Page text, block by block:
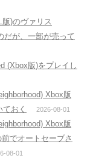
)のヴァリス
だが、一部が売って
(Xbox版)をプレイし
Xbox版
おく
2026-08-01
Xbox版
でオートセーブさ
08-01